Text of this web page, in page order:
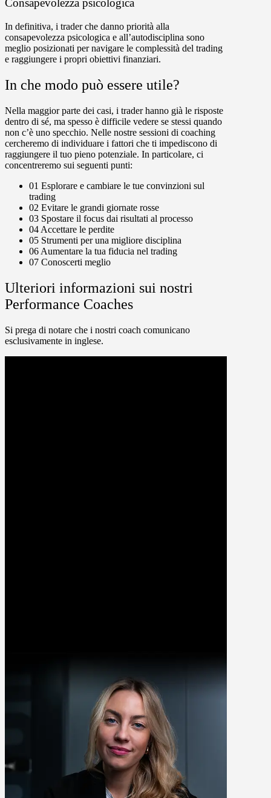
Consapevolezza psicologica
In definitiva, i trader che danno priorità alla
consapevolezza psicologica e all’autodisciplina sono
meglio posizionati per navigare le complessità del trading
e raggiungere i propri obiettivi finanziari.
In che modo può essere utile?
Nella maggior parte dei casi, i trader hanno già le risposte
dentro di sé, ma spesso è difficile vedere se stessi quando
non c’è uno specchio. Nelle nostre sessioni di coaching
cercheremo di individuare i fattori che ti impediscono di
raggiungere il tuo pieno potenziale. In particolare, ci
concentreremo sui seguenti punti:
01 Esplorare e cambiare le tue convinzioni sul
trading
02 Evitare le grandi giornate rosse
03 Spostare il focus dai risultati al processo
04 Accettare le perdite
05 Strumenti per una migliore disciplina
06 Aumentare la tua fiducia nel trading
07 Conoscerti meglio
Ulteriori informazioni sui nostri
Performance Coaches
Si prega di notare che i nostri coach comunicano
esclusivamente in inglese.